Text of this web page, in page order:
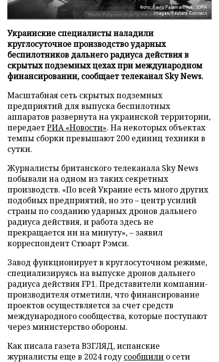
Фото: Pavlo Palamarchuk/SOPA
Images/Reuters Connect
Украинские специалисты наладили
круглосуточное производство ударных
беспилотников дальнего радиуса действия в
скрытых подземных цехах при международном
финансировании, сообщает телеканал Sky News.
Масштабная сеть скрытых подземных
предприятий для выпуска беспилотных
аппаратов развернута на украинской территории,
передаетРИА «Новости». На некоторых объектах
темпы сборки превышают 200 единиц техники в
сутки.
Журналисты британского телеканала Sky News
побывали на одном из таких секретных
производств. «По всей Украине есть много других
подобных предприятий, но это – центр усилий
страны по созданию ударных дронов дальнего
радиуса действия, и работа здесь не
прекращается ни на минуту», – заявил
корреспондент Стюарт Рэмси.
Завод функционирует в круглосуточном режиме,
специализируясь на выпуске дронов дальнего
радиуса действия FP1. Представители компании-
производителя отметили, что финансирование
проектов осуществляется за счет средств
международного сообщества, которые поступают
через министерство обороны.
Как писала газета ВЗГЛЯД, испанские
журналисты еще в 2024 годусообщили о сети